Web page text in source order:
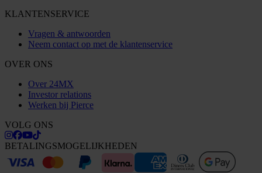
KLANTENSERVICE
Vragen & antwoorden
Neem contact op met de klantenservice
OVER ONS
Over 24MX
Investor relations
Werken bij Pierce
VOLG ONS
BETALINGSMOGELIJKHEDEN